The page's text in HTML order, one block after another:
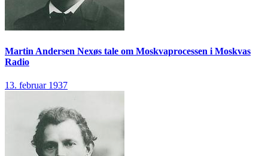
Martin Andersen Nexøs tale om Moskvaprocessen i Moskvas
Radio
13. februar 1937